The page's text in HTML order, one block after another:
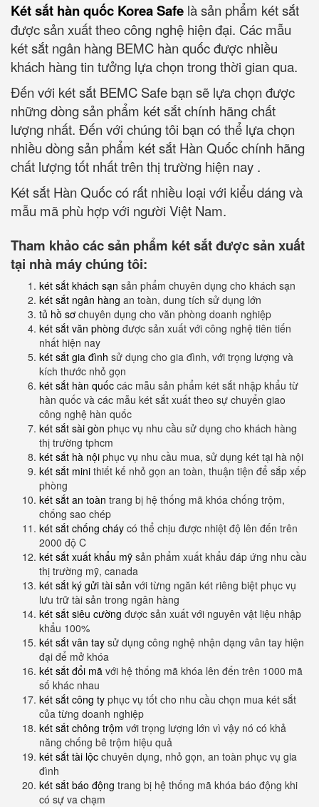
Két sắt hàn quốc Korea Safe là sản phẩm két sắt
được sản xuất theo công nghệ hiện đại. Các mẫu
két sắt ngân hàng BEMC hàn quốc được nhiều
khách hàng tin tưởng lựa chọn trong thời gian qua.
Đến với két sắt BEMC Safe bạn sẽ lựa chọn được
những dòng sản phẩm két sắt chính hãng chất
lượng nhất. Đến với chúng tôi bạn có thể lựa chọn
nhiều dòng sản phẩm két sắt Hàn Quốc chính hãng
chất lượng tốt nhất trên thị trường hiện nay .
Két sắt Hàn Quốc có rất nhiều loại với kiểu dáng và
mẫu mã phù hợp với người Việt Nam.
Tham khảo các sản phẩm két sắt được sản xuất
tại nhà máy chúng tôi:
két sắt khách sạn sản phẩm chuyên dụng cho khách sạn
két sắt ngân hàng an toàn, dung tích sử dụng lớn
tủ hồ sơ chuyên dụng cho văn phòng doanh nghiệp
két sắt văn phòng được sản xuất với công nghệ tiên tiến
nhất hiện nay
két sắt gia đình sử dụng cho gia đình, với trọng lượng và
kích thước nhỏ gọn
két sắt hàn quốc các mẫu sản phẩm két sắt nhập khẩu từ
hàn quốc và các mẫu két sắt xuất theo sự chuyển giao
công nghệ hàn quốc
két sắt sài gòn phục vụ nhu cầu sử dụng cho khách hàng
thị trường tphcm
két sắt hà nội phục vụ nhu cầu mua, sử dụng két tại hà nội
két sắt mini thiết kế nhỏ gọn an toàn, thuận tiện để sắp xếp
phòng
két sắt an toàn trang bị hệ thống mã khóa chống trộm,
chống sao chép
két sắt chống cháy có thể chịu được nhiệt độ lên đến trên
2000 độ C
két sắt xuất khẩu mỹ sản phẩm xuất khẩu đáp ứng nhu cầu
thị trường mỹ, canada
két sắt ký gửi tài sản với từng ngăn két riêng biệt phục vụ
lưu trữ tài sản trong ngân hàng
két sắt siêu cường được sản xuất với nguyên vật liệu nhập
khẩu 100%
két sắt vân tay sử dụng công nghệ nhận dạng vân tay hiện
đại để mở khóa
két sắt đổi mã với hệ thống mã khóa lên đến trên 1000 mã
số khác nhau
két sắt công ty phục vụ tốt cho nhu cầu chọn mua két sắt
của từng doanh nghiệp
két sắt chông trộm với trọng lượng lớn vì vậy nó có khả
năng chống bê trộm hiệu quả
két sắt tài lộc chuyên dụng, nhỏ gọn, an toàn phục vụ gia
đình
két sắt báo động trang bị hệ thống mã khóa báo động khi
có sự va chạm